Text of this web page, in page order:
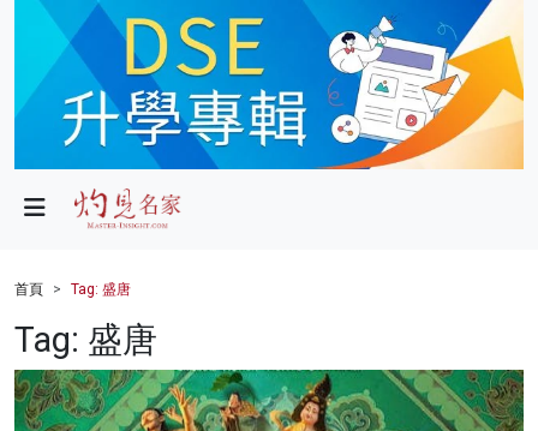
政局
財經
健康
商業
首頁 Tag: 盛唐
Tag: 盛唐